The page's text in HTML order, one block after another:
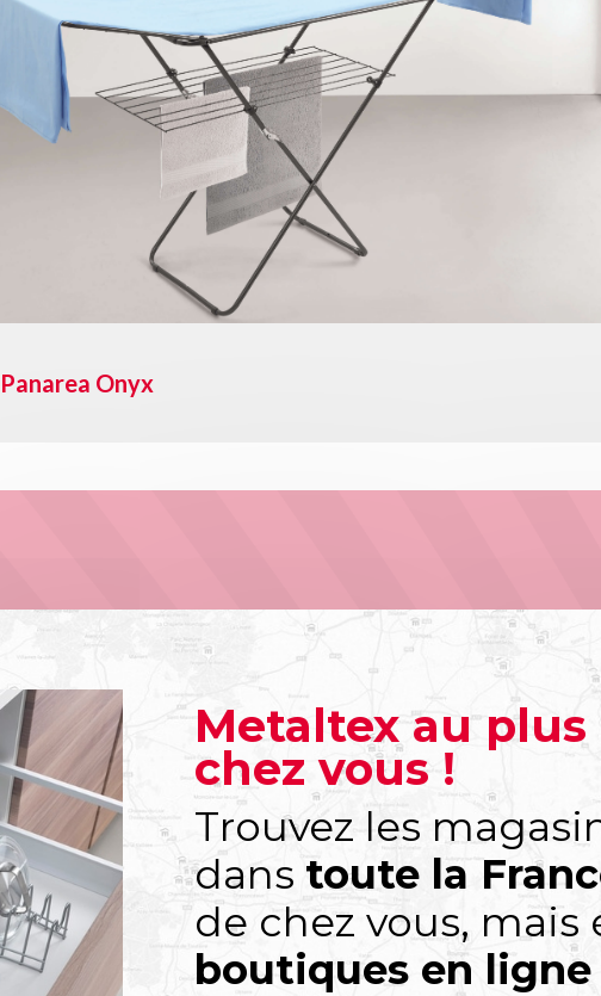
ajustable UTILTEX
Metaltex au
chez vous !
Trouvez les
dans toute la
de chez vous,
boutiques en ligne